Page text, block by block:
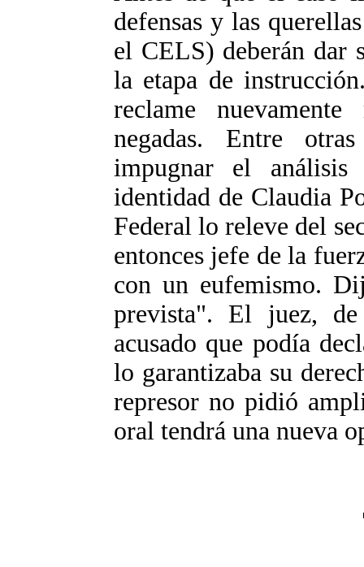
defensas y las
el CELS) deberán dar
la etapa de
reclame
negadas. Entre
impugnar el
identidad de Claudia
Federal lo releve del
entonces jefe de la
con un eufemismo.
prevista". El juez,
acusado que podía
lo garantizaba su
represor no pidió
oral tendrá una nueva